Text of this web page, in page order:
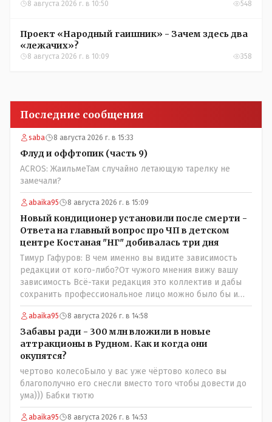
зимой
8 августа 2026 г. в 10:50 548
Проект «Народный гаишник» - Зачем здесь два
«лежачих»?
8 августа 2026 г. в 10:09 358
Последние сообщения
saba 8 августа 2026 г. в 15:33
Флуд и оффтопик (часть 9)
ACROS: ЖаильмеТам случайно летающую тарелку не
замечали?
abaika95 8 августа 2026 г. в 15:09
Новый кондиционер установили после смерти -
Ответа на главный вопрос про ЧП в детском
центре Костаная "НГ" добивалась три дня
Тимур Гафуров: В чем именно вы видите зависимость
редакции от кого-либо?От чужого мнения вижу вашу
зависимость Всё-таки редакция это коллектив и дабы
сохранить профессиональное лицо можно было бы и
указать Общественному объединению на не
корректность высказываний о вас в том тоне в котором
была та публикация. Нет вы проглотили оскорбления и
побежали оправдываться Незнаю если бы моего
журналиста поносили на всю округу за его по сути
рабочую ошибку я бы его в обиду не дал. Да признать
ошибку но при этом и указать хейтерам их место как
мне кажется надо. А у вас как-то не получилось. В итоге
есть ощущение что вы не пятая власть а инструмент в
руках тех кто может вас публично поносить maxsaf: А чё,
abaika95 8 августа 2026 г. в 14:58
Забавы ради - 300 млн вложили в новые
аттракционы в Рудном. Как и когда они
окупятся?
чертово колесоБыло у вас уже чёртово колесо вы
благополучно его снесли вместо того чтобы довести до
ума))) Бабки тютю
abaika95 8 августа 2026 г. в 14:53